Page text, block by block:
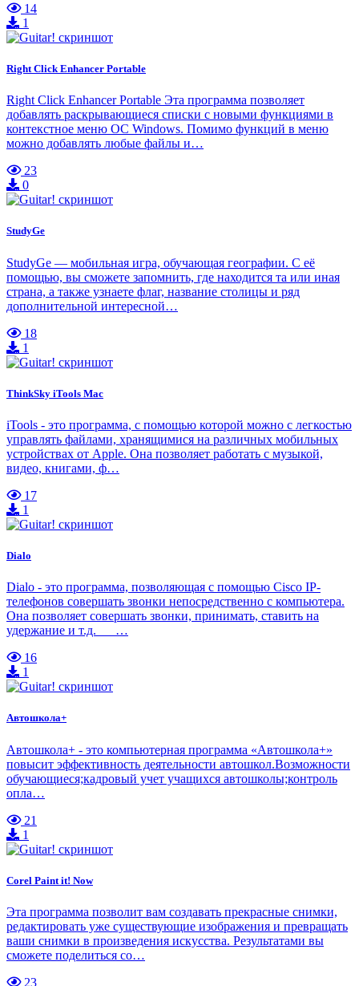
14
1
Right Click Enhancer Portable
Right Click Enhancer Portable Эта программа позволяет
добавлять раскрывающиеся списки с новыми функциями в
контекстное меню ОС Windows. Помимо функций в меню
можно добавлять любые файлы и…
23
0
StudyGe
StudyGe — мобильная игра, обучающая географии. С её
помощью, вы сможете запомнить, где находится та или иная
страна, а также узнаете флаг, название столицы и ряд
дополнительной интересной…
18
1
ThinkSky iTools Mac
iTools - это программа, с помощью которой можно с легкостью
управлять файлами, хранящимися на различных мобильных
устройствах от Apple. Она позволяет работать с музыкой,
видео, книгами, ф…
17
1
Dialo
Dialo - это программа, позволяющая с помощью Cisco IP-
телефонов совершать звонки непосредственно с компьютера.
Она позволяет совершать звонки, принимать, ставить на
удержание и т.д. …
16
1
Автошкола+
Автошкола+ - это компьютерная программа «Автошкола+»
повысит эффективность деятельности автошкол.Возможности
обучающиеся;кадровый учет учащихся автошколы;контроль
опла…
21
1
Corel Paint it! Now
Эта программа позволит вам создавать прекрасные снимки,
редактировать уже существующие изображения и превращать
ваши снимки в произведения искусства. Результатами вы
сможете поделиться со…
23